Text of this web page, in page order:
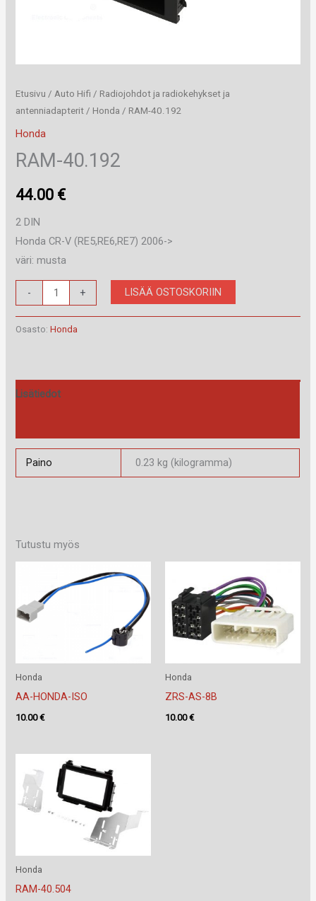
Etusivu / Auto Hifi / Radiojohdot ja radiokehykset ja
antenniadapterit / Honda / RAM-40.192
Honda
RAM-40.192
44.00 €
2 DIN
Honda CR-V (RE5,RE6,RE7) 2006->
väri: musta
-
40.192
määrä
+ LISÄÄ OSTOSKORIIN
Osasto:Honda
Lisätiedot
Paino 0.23 kg (kilogramma)
Tutustu myös
Honda
AA-HONDA-ISO
10.00€
Honda
ZRS-AS-8B
10.00€
Honda
RAM-40.504